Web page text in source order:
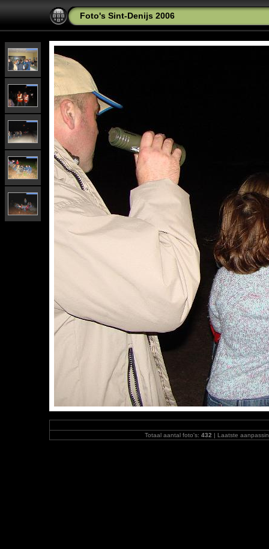
Foto's Sint-Denijs 2006
Totaal aantal foto's: 432 | Laatste